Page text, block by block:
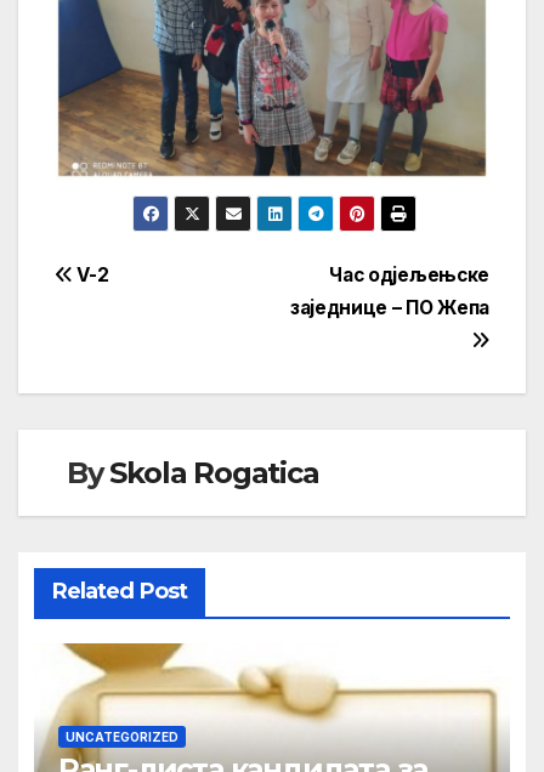
Кретање
Час одјељењске
заједнице – ПО Жепа
V-2
BySkola Rogatica
Related Post
UNCATEGORIZED